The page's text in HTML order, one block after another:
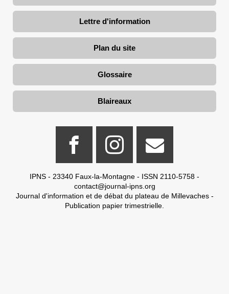
Lettre d'information
Plan du site
Glossaire
Blaireaux
IPNS - 23340 Faux-la-Montagne - ISSN 2110-5758 -
contact@journal-ipns.org
Journal d'information et de débat du plateau de Millevaches -
Publication papier trimestrielle.